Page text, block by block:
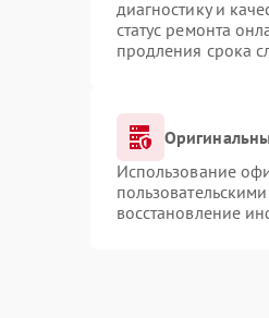
диагностику и
статус ремонта
продления срока
Использование
восстановление